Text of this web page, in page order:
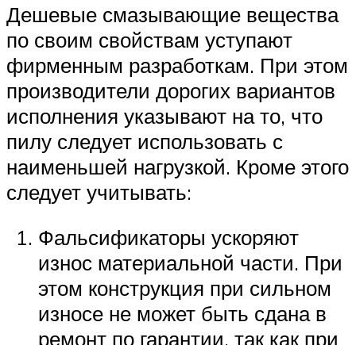
Дешевые смазывающие вещества
по своим свойствам уступают
фирменным разработкам. При этом
производители дорогих вариантов
исполнения указывают на то, что
пилу следует использовать с
наименьшей нагрузкой. Кроме этого
следует учитывать:
Фальсификаторы ускоряют
износ материальной части. При
этом конструкция при сильном
износе не может быть сдана в
ремонт по гарантии, так как при